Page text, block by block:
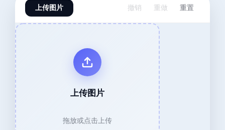
上传图片 撤销 重做 重置
上传图片
拖放或点击上传